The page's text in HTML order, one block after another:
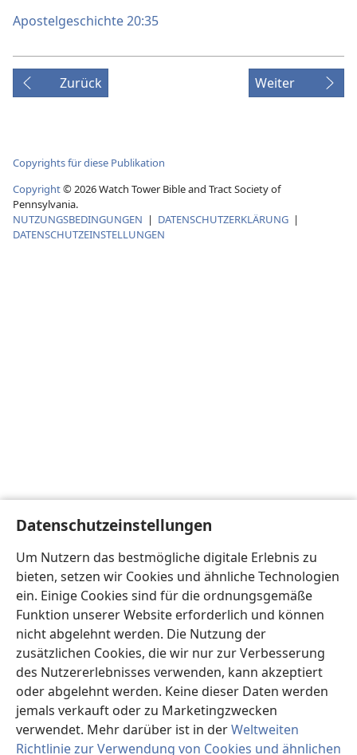
Datenschutzeinstellungen
Um Nutzern das bestmögliche digitale Erlebnis zu
bieten, setzen wir Cookies und ähnliche Technologien
ein. Einige Cookies sind für die ordnungsgemäße
Funktion unserer Website erforderlich und können
nicht abgelehnt werden. Die Nutzung der
zusätzlichen Cookies, die wir nur zur Verbesserung
des Nutzererlebnisses verwenden, kann akzeptiert
oder abgelehnt werden. Keine dieser Daten werden
jemals verkauft oder zu Marketingzwecken
verwendet. Mehr darüber ist in derWeltweiten
Richtlinie zur Verwendung von Cookies und ähnlichen
Apostelgeschichte 20:35
Zurück Weiter
Copyrights für diese Publikation
Copyright© 2026 Watch Tower Bible and Tract Society of
Pennsylvania.
NUTZUNGSBEDINGUNGEN | DATENSCHUTZERKLÄRUNG |
DATENSCHUTZEINSTELLUNGEN